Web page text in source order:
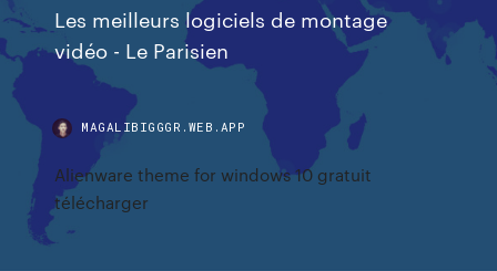
Les meilleurs logiciels de montage
vidéo - Le Parisien
MAGALIBIGGGR.WEB.APP
Alienware theme for windows 10 gratuit
télécharger